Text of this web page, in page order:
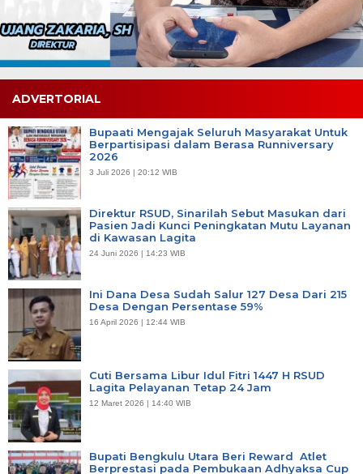
ADVERTORIAL
Bupaati Mengajak Seluruh Masyarakat Untuk
Berpartisipasi dalam Berasa Runniversary
2026
3 Juli 2026 | 20:12 WIB
Direktur RSUD, Sinarilah Sebut Masukan dari
Pasien Jadi Kunci Peningkatan Mutu Layanan
di Kawasan Lagita
24 Juni 2026 | 14:23 WIB
Ini Dana Desa Sudah Salur 127 Desa Dari 215
Desa Dengan Persentase 59%
16 April 2026 | 12:44 WIB
Cuti Bersama Libur Idul Fitri 1447 H RSUD
Lagita Pelayanan Tetap 24 Jam
12 Maret 2026 | 14:40 WIB
Bupati Bengkulu Utara Beri Reward Atlet
Berprestasi pada Pembukaan Adhyaksa Cup